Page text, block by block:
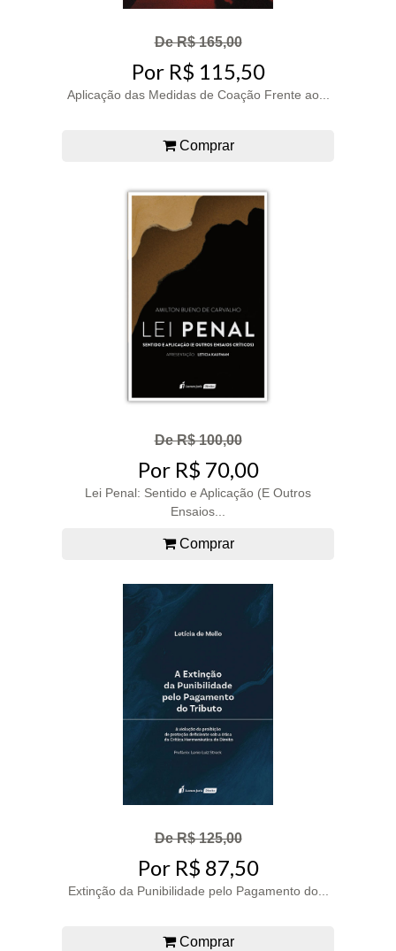
De R$ 165,00
Por R$ 115,50
Aplicação das Medidas de Coação Frente ao...
Comprar
De R$ 100,00
Por R$ 70,00
Lei Penal: Sentido e Aplicação (E Outros
Ensaios...
Comprar
De R$ 125,00
Por R$ 87,50
Extinção da Punibilidade pelo Pagamento do...
Comprar